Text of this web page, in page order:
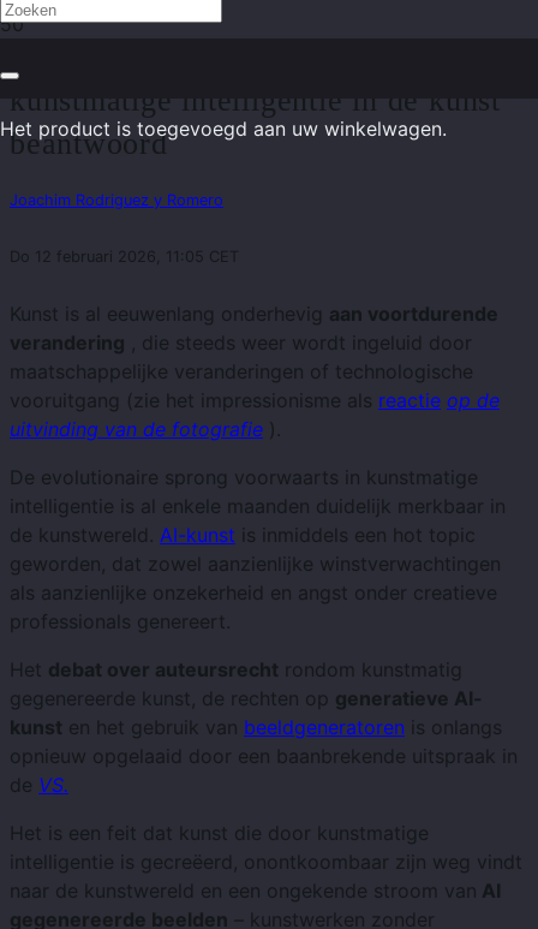
Het product is toegevoegd aan uw winkelwagen.
kunstmatige intelligentie in de kunst
beantwoord
Joachim Rodriguez y Romero
Do 12 februari 2026, 11:05 CET
Kunst is al eeuwenlang onderhevig aan voortdurende
verandering , die steeds weer wordt ingeluid door
maatschappelijke veranderingen of technologische
vooruitgang (zie het impressionisme als reactie op de
uitvinding van de fotografie ).
De evolutionaire sprong voorwaarts in kunstmatige
intelligentie is al enkele maanden duidelijk merkbaar in
de kunstwereld. AI-kunst is inmiddels een hot topic
geworden, dat zowel aanzienlijke winstverwachtingen
als aanzienlijke onzekerheid en angst onder creatieve
professionals genereert.
Het debat over auteursrecht rondom kunstmatig
gegenereerde kunst, de rechten op generatieve AI-
kunst en het gebruik van beeldgeneratoren is onlangs
opnieuw opgelaaid door een baanbrekende uitspraak in
de VS.
Het is een feit dat kunst die door kunstmatige
intelligentie is gecreëerd, onontkoombaar zijn weg vindt
naar de kunstwereld en een ongekende stroom van AI
gegenereerde beelden – kunstwerken zonder